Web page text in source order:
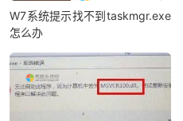
W7系统提示找不到taskmgr.exe
怎么办